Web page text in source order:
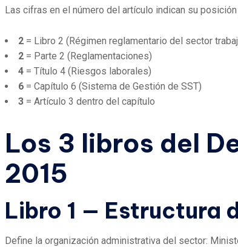
Las cifras en el número del artículo indican su
2 = Libro 2 (Régimen reglamentario del sector
2 = Parte 2 (Reglamentaciones)
4 = Título 4 (Riesgos laborales)
6 = Capítulo 6 (Sistema de Gestión de SST)
3 = Artículo 3 dentro del capítulo
Los 3 libros del
2015
Libro 1 — Estructura
Define la organización administrativa del sector: